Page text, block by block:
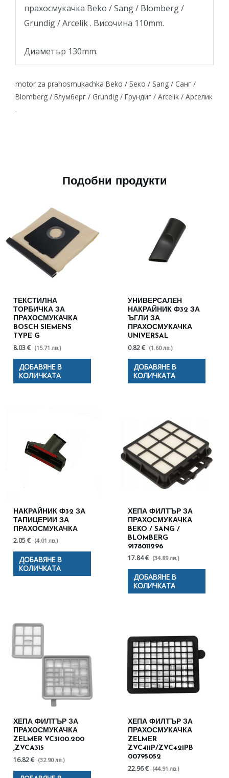
прахосмукачка Beko / Sang / Blomberg /
Grundig / Arcelik . Височина 110mm.
Диаметър 130mm.
motor za prahosmukachka Beko / Беко / Sang / Санг /
Blomberg / Блумберг / Grundig / Грундиг / Arcelik / Арселик
.
Подобни продукти
ТЕКСТИЛНА
ТОРБИЧКА ЗА
ПРАХОСМУКАЧКА
BOSCH SIEMENS
TYPE G
8.03 € (15.71 лв.)
ДОБАВЯНЕ В
КОЛИЧКАТА
УНИВЕРСАЛЕН
НАКРАЙНИК Ф32 ЗА
ЪГЛИ ЗА
ПРАХОСМУКАЧКА
UNIVERSAL
0.82 € (1.60 лв.)
ДОБАВЯНЕ В
КОЛИЧКАТА
НАКРАЙНИК Ф32 ЗА
ТАПИЦЕРИИ ЗА
ПРАХОСМУКАЧКА
2.05 € (4.01 лв.)
ДОБАВЯНЕ В
КОЛИЧКАТА
ХЕПА ФИЛТЪР ЗА
ПРАХОСМУКАЧКА
BEKO / SANG /
BLOMBERG
9178011296
17.84 € (34.89 лв.)
ДОБАВЯНЕ В
КОЛИЧКАТА
ХЕПА ФИЛТЪР ЗА
ПРАХОСМУКАЧКА
ZELMER VC3100.200
,ZVCA315
16.82 € (32.90 лв.)
ХЕПА ФИЛТЪР ЗА
ПРАХОСМУКАЧКА
ZELMER
ZVC411P/ZVC421PB
00795052
22.96 € (44.91 лв.)